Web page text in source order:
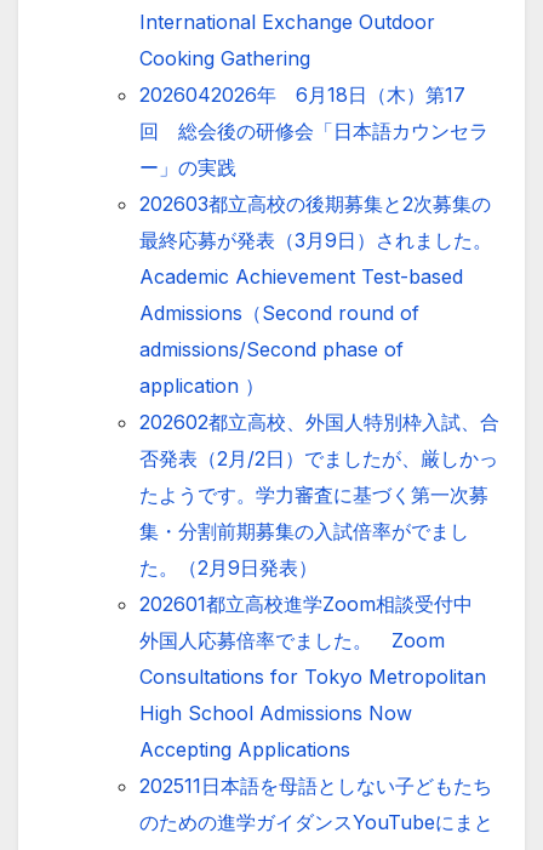
International Exchange Outdoor
Cooking Gathering
2026042026年 6月18日（木）第17
回 総会後の研修会「日本語カウンセラ
ー」の実践
202603都立高校の後期募集と2次募集の
最終応募が発表（3月9日）されました。
Academic Achievement Test-based
Admissions（Second round of
admissions/Second phase of
application ）
202602都立高校、外国人特別枠入試、合
否発表（2月/2日）でましたが、厳しかっ
たようです。学力審査に基づく第一次募
集・分割前期募集の入試倍率がでまし
た。（2月9日発表）
202601都立高校進学Zoom相談受付中
外国人応募倍率でました。 Zoom
Consultations for Tokyo Metropolitan
High School Admissions Now
Accepting Applications
202511日本語を母語としない子どもたち
のための進学ガイダンスYouTubeにまと